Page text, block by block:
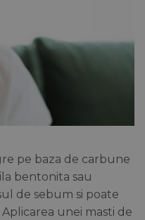
pe baza de carbune
bentonita sau
de sebum si poate
unei masti de